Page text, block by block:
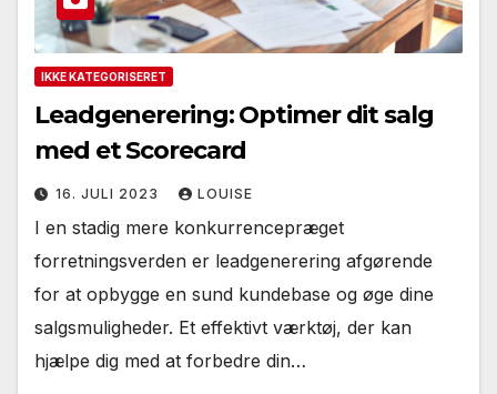
IKKE KATEGORISERET
Leadgenerering: Optimer dit salg
med et Scorecard
16. JULI 2023 LOUISE
I en stadig mere konkurrencepræget
forretningsverden er leadgenerering afgørende
for at opbygge en sund kundebase og øge dine
salgsmuligheder. Et effektivt værktøj, der kan
hjælpe dig med at forbedre din…